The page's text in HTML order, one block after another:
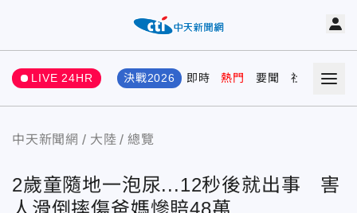
LIVE 24HR 決戰2026 即時 熱門 要聞 社會 娛樂
中天新聞網 大陸 總覽
2歲童隨地一泡尿...12秒後就出事 害
人滑倒摔傷爸媽慘賠48萬